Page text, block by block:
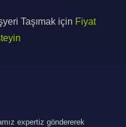
Taşımak için Fiyat
expertiz göndererek